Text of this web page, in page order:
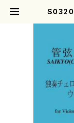
S0320